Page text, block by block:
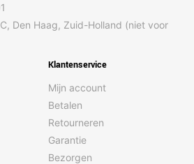
Den Haag, Zuid-Holland (niet voor
Klantenservice
Mijn account
Betalen
Retourneren
Garantie
Bezorgen